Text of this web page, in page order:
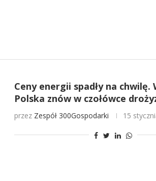
Ceny energii spadły na chwilę.
Polska znów w czołówce
przez Zespół 300Gospodarki 15